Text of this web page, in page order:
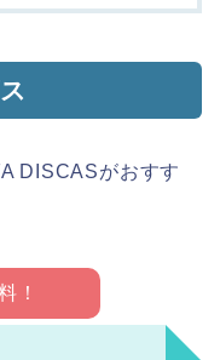
DISCASがおすす
！